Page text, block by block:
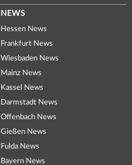
NEWS
Hessen News
Frankfurt News
Wiesbaden News
Mainz News
Kassel News
Darmstadt News
Offenbach News
Gießen News
Fulda News
Bayern News